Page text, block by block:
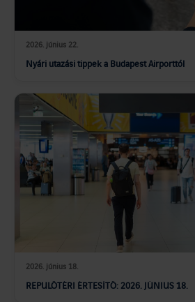
2026. június 22.
Nyári utazási tippek a Budapest Airporttól
2026. június 18.
REPÜLŐTÉRI ÉRTESÍTŐ: 2026. JÚNIUS 18.